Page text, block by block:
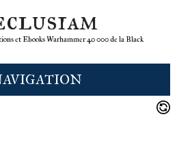
et Ebooks Warhammer 40 000 de la Black